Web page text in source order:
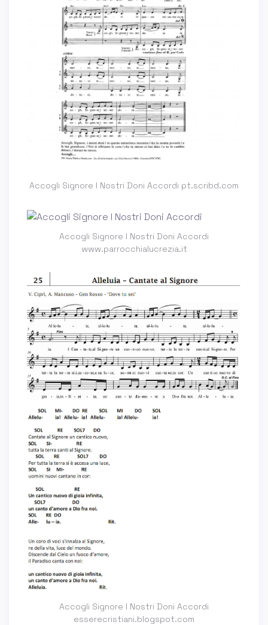
Accogli Signore I Nostri Doni Accordi pt.scribd.com
Accogli Signore I Nostri Doni Accordi
www.parrocchialucrezia.it
Accogli Signore I Nostri Doni Accordi
esserecristiani.blogspot.com